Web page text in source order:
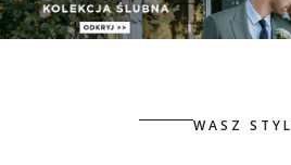
ZGŁOSZENIA
WASZ STYL